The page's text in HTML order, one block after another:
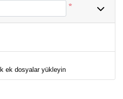
*
ek dosyalar yükleyin